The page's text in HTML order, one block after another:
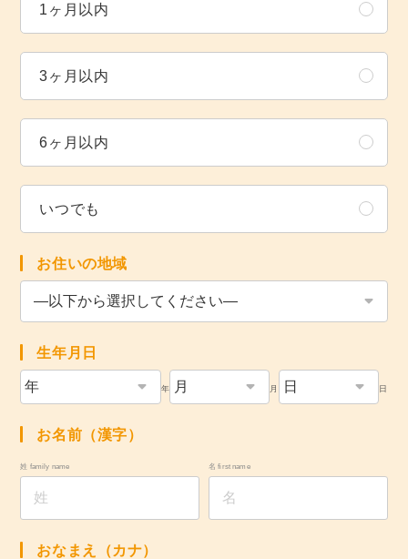
1ヶ月以内
3ヶ月以内
6ヶ月以内
いつでも
お住いの地域
生年月日
年 月 日
お名前（漢字）
姓 family name 名 first name
おなまえ（カナ）